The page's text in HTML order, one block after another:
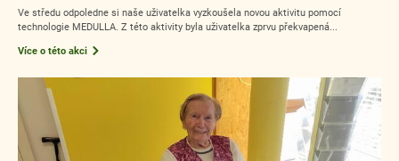
Ve středu odpoledne si naše uživatelka vyzkoušela novou aktivitu pomocí
technologie MEDULLA. Z této aktivity byla uživatelka zprvu překvapená...
Více o této akci